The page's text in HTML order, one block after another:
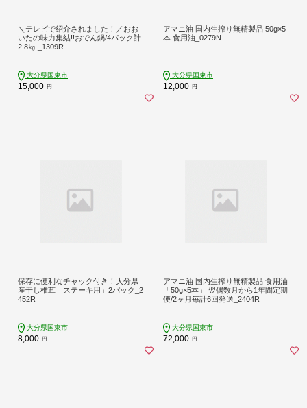
＼テレビで紹介されました！／おお
いたの味力集結!!おでん鍋/4パック計
2.8㎏ _1309R
大分県国東市
15,000 円
アマニ油 国内生搾り無精製品 50g×5
本 食用油_0279N
大分県国東市
12,000 円
保存に便利なチャック付き！大分県
産干し椎茸「ステーキ用」2パック_2
452R
大分県国東市
8,000 円
アマニ油 国内生搾り無精製品 食用油
「50g×5本」 翌偶数月から1年間定期
便/2ヶ月毎計6回発送_2404R
大分県国東市
72,000 円